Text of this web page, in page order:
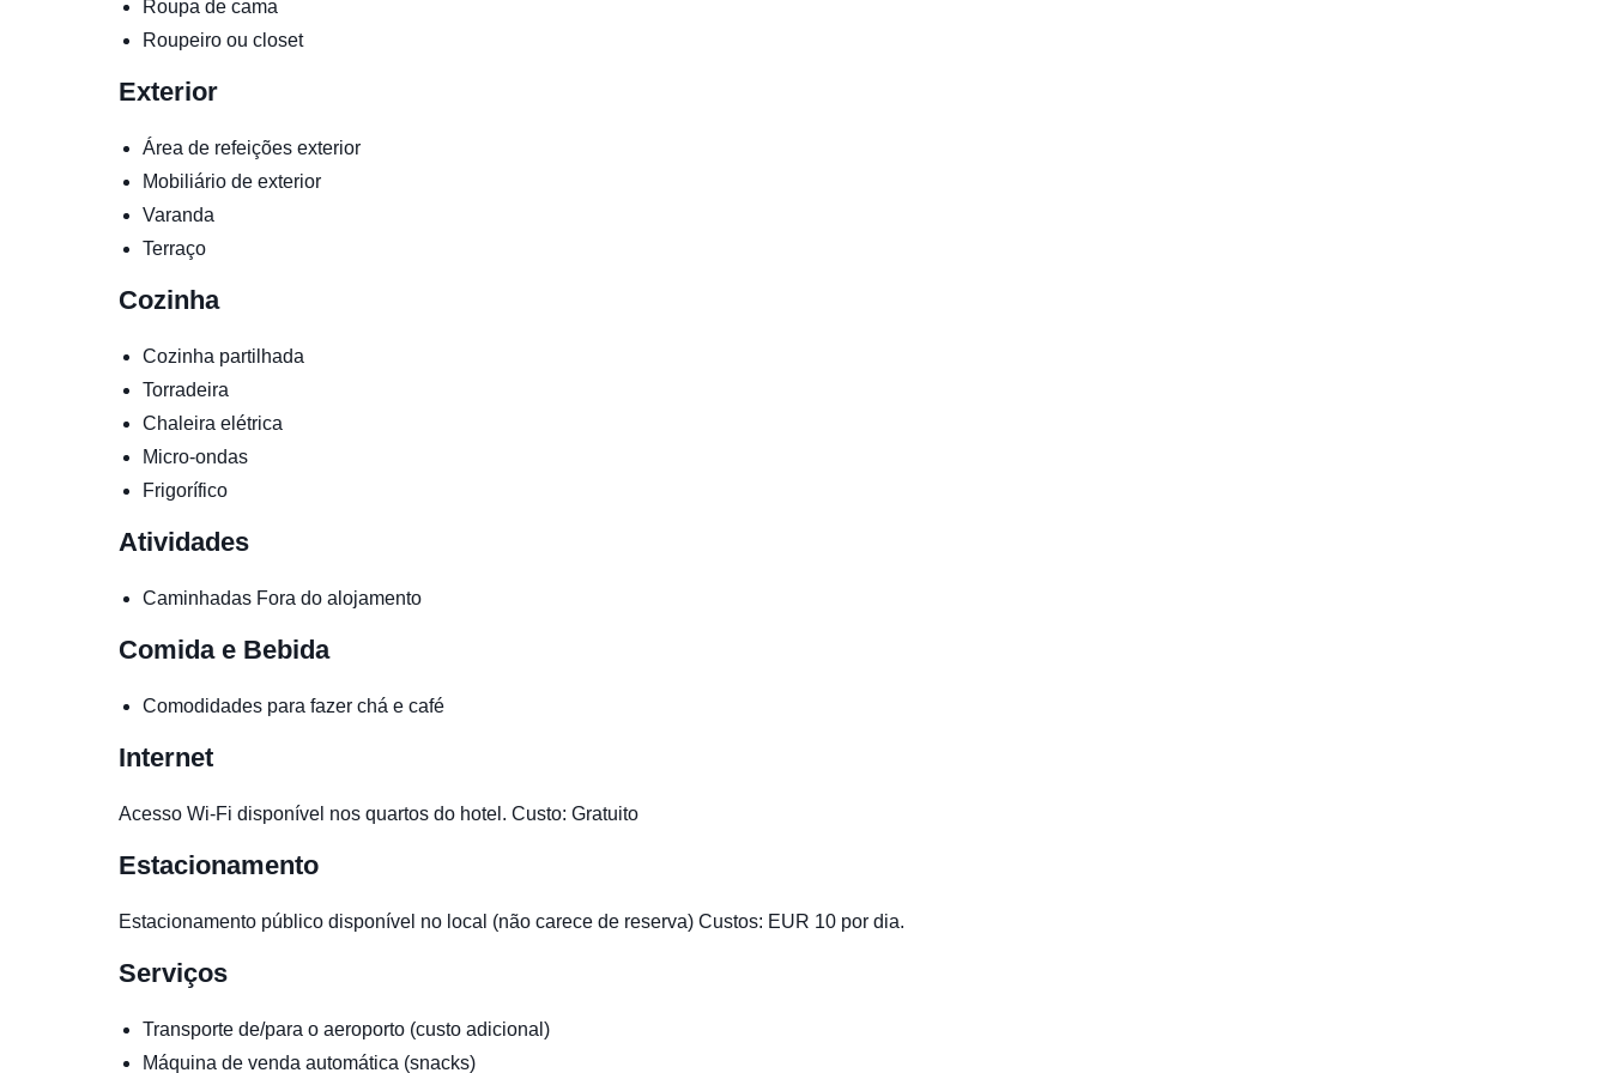
Roupa de cama
Roupeiro ou closet
Exterior
Área de refeições exterior
Mobiliário de exterior
Varanda
Terraço
Cozinha
Cozinha partilhada
Torradeira
Chaleira elétrica
Micro-ondas
Frigorífico
Atividades
Caminhadas Fora do alojamento
Comida e Bebida
Comodidades para fazer chá e café
Internet
Acesso Wi-Fi disponível nos quartos do hotel. Custo: Gratuito
Estacionamento
Estacionamento público disponível no local (não carece de reserva) Custos: EUR 10 por dia.
Serviços
Transporte de/para o aeroporto (custo adicional)
Máquina de venda automática (snacks)